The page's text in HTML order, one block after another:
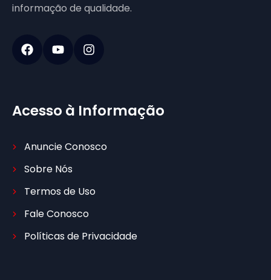
informação de qualidade.
Acesso à Informação
Anuncie Conosco
Sobre Nós
Termos de Uso
Fale Conosco
Políticas de Privacidade